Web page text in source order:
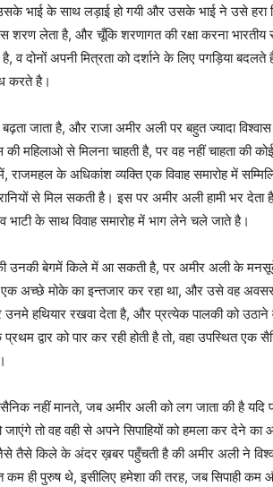
भाई के साथ लड़ाई हो गयी और उसके भाई ने उसे हरा
लेता है, और चूँकि शरणागत की रक्षा करना भारतीय
दोनों अपनी मित्रता को दर्शाने के लिए पगड़िया
करते है।
बढ़ता जाता है, और राजा अमीर अली पर बहुत ज्यादा
की महिलाओ से मिलना चाहती है, पर वह नहीं चाहता की
के अधिकांश व्यक्ति एक विवाह समारोह में
से मिल सकती है। इस पर अमीर अली हामी भर देता
के साथ विवाह समारोह में भाग लेने चले जाते है।
की उनकी बेगमें किले में आ सकती है, पर अमीर अली के
अच्छे मोके का इन्तजार कर रहा था, और उसे वह
उनमे हथियार रखवा देता है, और प्रत्येक पालकी को
द्वार को पार कर रही होती है तो, वहा उपस्थित एक
नहीं मानते, जब अमीर अली को लग जाता की है यदि
तो वह वही से अपने सिपाहियों को हमला कर देने
तैसे किले के अंदर ख़बर पहुँचती है की अमीर अली ने
ही पुरुष थे, इसीलिए हमेशा की तरह, जब सिपाही कम